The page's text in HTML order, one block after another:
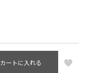
カートに入れる